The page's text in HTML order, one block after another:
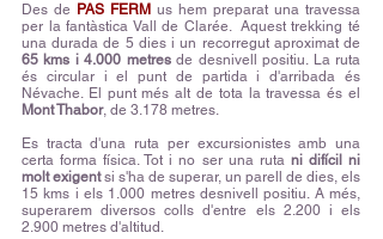
Des de PAS FERM us hem preparat una travessa
per la fantàstica Vall de Clarée. Aquest trekking té
una durada de 5 dies i un recorregut aproximat de
65 kms i 4.000 metresde desnivell positiu. La ruta
és circular i el punt de partida i d'arribada és
Névache. El punt més alt de tota la travessa és el
Mont Thabor, de 3.178 metres.
Es tracta d'una ruta per excursionistes amb una
certa forma física. Tot i no ser una ruta ni difícil ni
molt exigentsi s'ha de superar, un parell de dies, els
15 kms i els 1.000 metres desnivell positiu. A més,
superarem diversos colls d'entre els 2.200 i els
2.900 metres d'altitud.